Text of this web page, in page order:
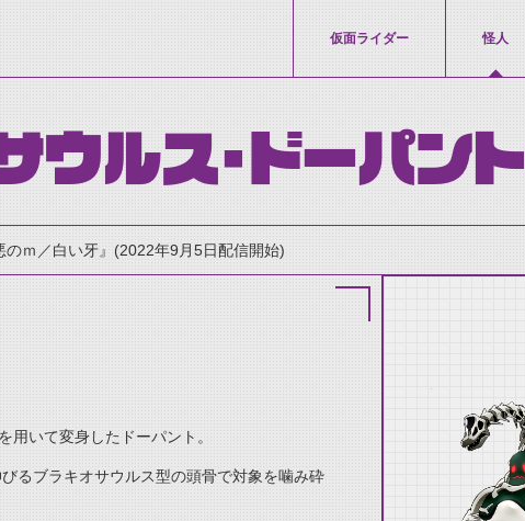
仮面ライダー 怪人
ウルス・ドーパント
のｍ／白い牙』(2022年9月5日配信開始)
いて変身したドーパント。
るブラキオサウルス型の頭骨で対象を噛み砕